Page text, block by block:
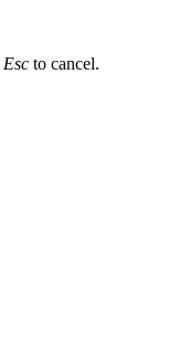
Esc to cancel.